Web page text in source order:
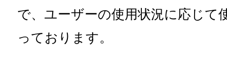
で、ユーザーの使用状況に応じて
っております。